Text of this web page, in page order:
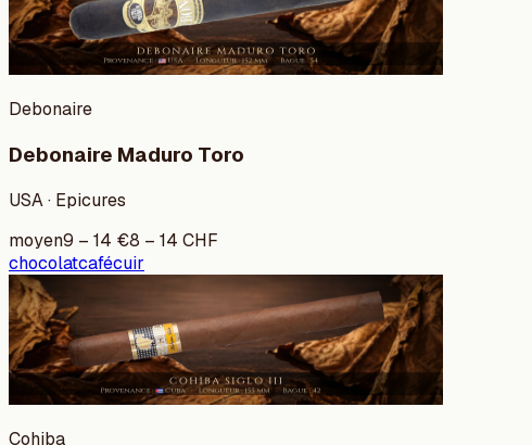
Debonaire
Debonaire Maduro Toro
USA · Epicures
moyen9 – 14 €8 – 14 CHF
chocolatcafécuir
Cohiba